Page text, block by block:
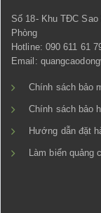
Số 18- Khu TĐC
Phòng
Hotline: 090 611 61
Email:
Chính sách bảo
Chính sách bảo
Hướng dẫn đặt
Làm biển quảng